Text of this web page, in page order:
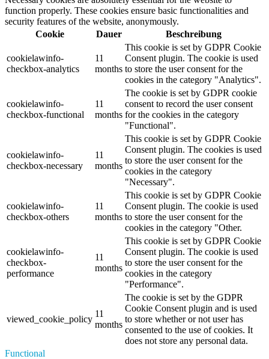
function properly. These cookies ensure basic functionalities and
security features of the website, anonymously.
Cookie
Dauer Beschreibung
cookielawinfo-
checkbox-analytics
11
months
This cookie is set by GDPR Cookie
Consent plugin. The cookie is used
to store the user consent for the
cookies in the category "Analytics".
cookielawinfo-
checkbox-functional
11
months
The cookie is set by GDPR cookie
consent to record the user consent
for the cookies in the category
"Functional".
cookielawinfo-
checkbox-necessary
11
months
This cookie is set by GDPR Cookie
Consent plugin. The cookies is used
to store the user consent for the
cookies in the category
"Necessary".
cookielawinfo-
checkbox-others
11
months
This cookie is set by GDPR Cookie
Consent plugin. The cookie is used
to store the user consent for the
cookies in the category "Other.
cookielawinfo-
checkbox-
performance
11
months
This cookie is set by GDPR Cookie
Consent plugin. The cookie is used
to store the user consent for the
cookies in the category
"Performance".
viewed_cookie_policy
11
months
The cookie is set by the GDPR
Cookie Consent plugin and is used
to store whether or not user has
consented to the use of cookies. It
does not store any personal data.
Functional